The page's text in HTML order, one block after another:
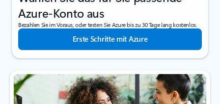
Azure-Konto aus
Bezahlen Sie im Voraus, oder testen Sie Azure bis zu 30 Tage lang kostenlos.
Erste Schritte mit Azure